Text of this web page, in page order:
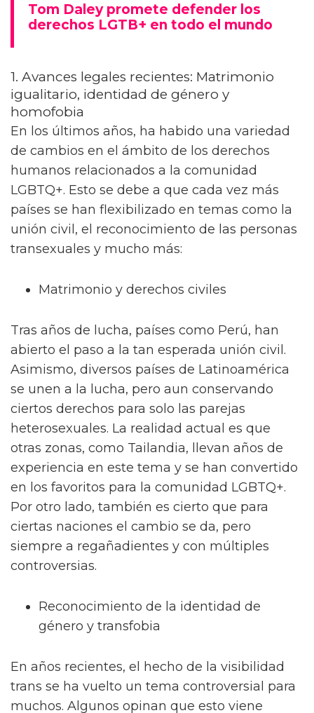
Tom Daley promete defender los
derechos LGTB+ en todo el mundo
1. Avances legales recientes: Matrimonio
igualitario, identidad de género y
homofobia
En los últimos años, ha habido una variedad
de cambios en el ámbito de los derechos
humanos relacionados a la comunidad
LGBTQ+. Esto se debe a que cada vez más
países se han flexibilizado en temas como la
unión civil, el reconocimiento de las personas
transexuales y mucho más:
Matrimonio y derechos civiles
Tras años de lucha, países como Perú, han
abierto el paso a la tan esperada unión civil.
Asimismo, diversos países de Latinoamérica
se unen a la lucha, pero aun conservando
ciertos derechos para solo las parejas
heterosexuales. La realidad actual es que
otras zonas, como Tailandia, llevan años de
experiencia en este tema y se han convertido
en los favoritos para la comunidad LGBTQ+.
Por otro lado, también es cierto que para
ciertas naciones el cambio se da, pero
siempre a regañadientes y con múltiples
controversias.
Reconocimiento de la identidad de
género y transfobia
En años recientes, el hecho de la visibilidad
trans se ha vuelto un tema controversial para
muchos. Algunos opinan que esto viene